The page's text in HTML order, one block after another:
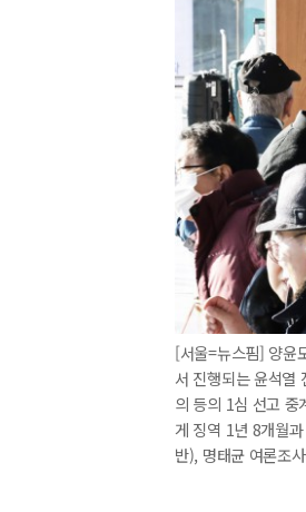
[서울=뉴스핌] 양윤
서 진행되는 윤석열
의 등의 1심 선고 중
게 징역 1년 8개월
반), 명태균 여론조